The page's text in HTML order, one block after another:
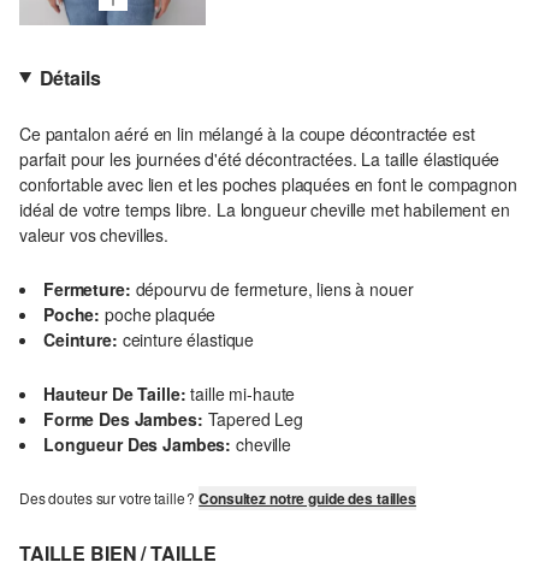
Détails
Ce pantalon aéré en lin mélangé à la coupe décontractée est
parfait pour les journées d'été décontractées. La taille élastiquée
confortable avec lien et les poches plaquées en font le compagnon
idéal de votre temps libre. La longueur cheville met habilement en
valeur vos chevilles.
Fermeture: dépourvu de fermeture, liens à nouer
Poche: poche plaquée
Ceinture: ceinture élastique
Hauteur De Taille: taille mi-haute
Forme Des Jambes: Tapered Leg
Longueur Des Jambes: cheville
Des doutes sur votre taille ?Consultez notre guide des tailles
TAILLE BIEN / TAILLE